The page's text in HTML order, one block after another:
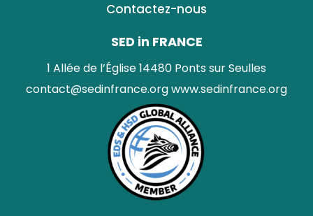
Contactez-nous
SED in FRANCE
1 Allée de l’Église 14480 Ponts sur Seulles
contact@sedinfrance.orgwww.sedinfrance.org